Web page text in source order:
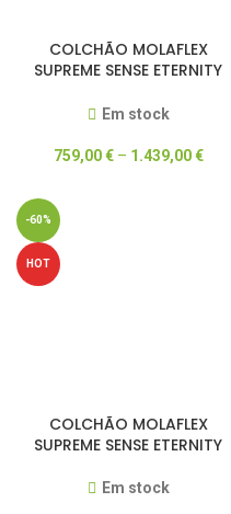
COLCHÃO MOLAFLEX
SUPREME SENSE ETERNITY
Em stock
759,00€– 1.439,00€
-60%
HOT
COLCHÃO MOLAFLEX
SUPREME SENSE ETERNITY
Em stock